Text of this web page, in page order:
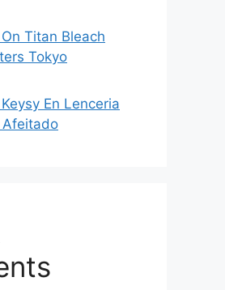
Titan Bleach
Tokyo
En Lenceria
Afeitado